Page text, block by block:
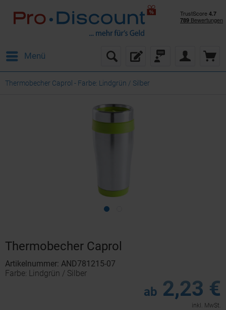
Menü
Thermobecher Caprol - Farbe: Lindgrün / Silber
Thermobecher Caprol
Artikelnummer: AND781215-07
Farbe: Lindgrün / Silber
ab 2,23 €
inkl. MwSt.